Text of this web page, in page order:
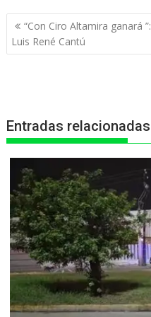
t
s
e
b
s
r
Navegación
de
entradas
“Con Ciro Altamira ganará ”:
Luis René Cantú
Entradas relacionadas